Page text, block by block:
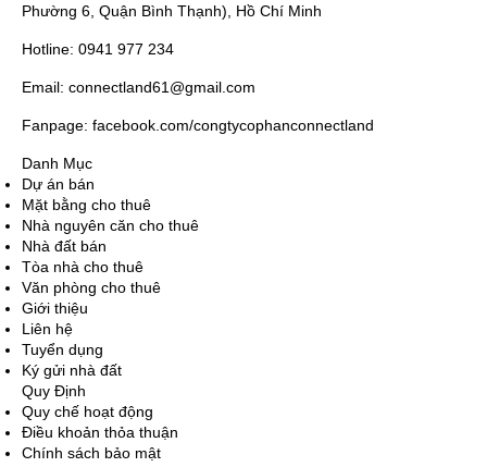
Phường 6, Quận Bình Thạnh), Hồ Chí Minh
Hotline: 0941 977 234
Email: connectland61@gmail.com
Fanpage: facebook.com/congtycophanconnectland
Danh Mục
Dự án bán
Mặt bằng cho thuê
Nhà nguyên căn cho thuê
Nhà đất bán
Tòa nhà cho thuê
Văn phòng cho thuê
Giới thiệu
Liên hệ
Tuyển dụng
Ký gửi nhà đất
Quy Định
Quy chế hoạt động
Điều khoản thỏa thuận
Chính sách bảo mật